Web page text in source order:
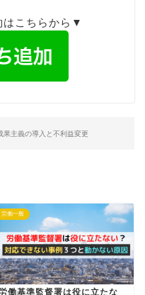
はこちらから▼
果主義の導入と不利益変更
労働一般
働基準監督署は役に立たな